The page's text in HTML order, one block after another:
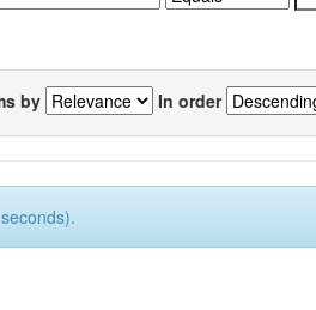
by In order